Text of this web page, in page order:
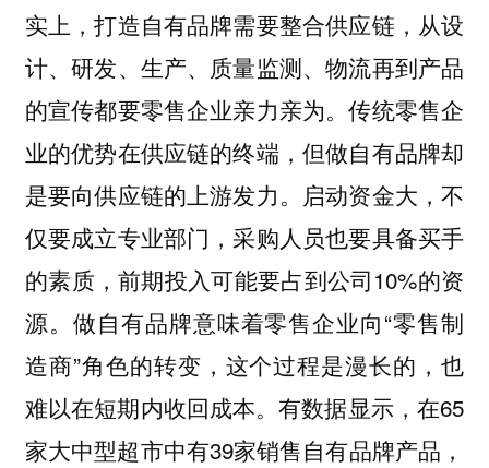
实上，打造自有品牌需要整合供应链，从设
计、研发、生产、质量监测、物流再到产品
的宣传都要零售企业亲力亲为。传统零售企
业的优势在供应链的终端，但做自有品牌却
是要向供应链的上游发力。启动资金大，不
仅要成立专业部门，采购人员也要具备买手
的素质，前期投入可能要占到公司10%的资
源。做自有品牌意味着零售企业向“零售制
造商”角色的转变，这个过程是漫长的，也
难以在短期内收回成本。有数据显示，在65
家大中型超市中有39家销售自有品牌产品，